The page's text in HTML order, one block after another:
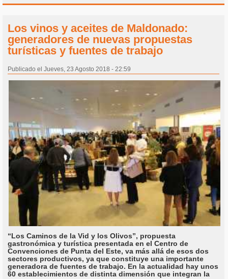
Los vinos y aceites de Maldonado:
generadores de nuevas propuestas
turísticas y fuentes de trabajo
Publicado el Jueves, 23 Agosto 2018 - 22:59
“Los Caminos de la Vid y los Olivos”, propuesta
gastronómica y turística presentada en el Centro de
Convenciones de Punta del Este, va más allá de esos dos
sectores productivos, ya que constituye una importante
generadora de fuentes de trabajo. En la actualidad hay unos
60 establecimientos de distinta dimensión que integran la